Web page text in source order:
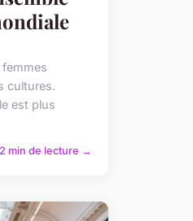
cultures.
est plus
min de lecture →